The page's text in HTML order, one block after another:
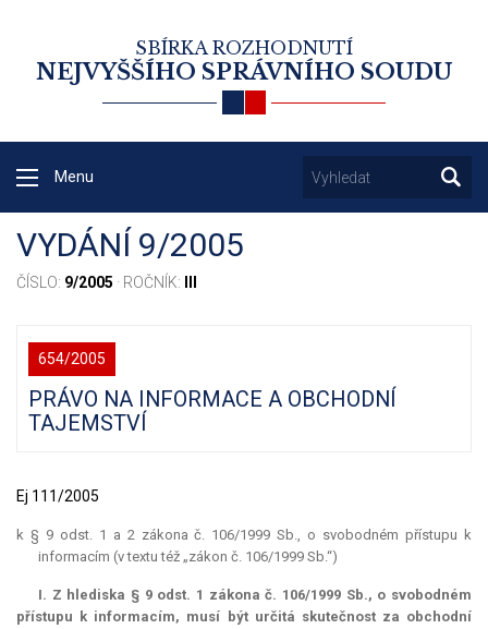
SBÍRKA ROZHODNUTÍ
NEJVYŠŠÍHO SPRÁVNÍHO SOUDU
Menu
VYDÁNÍ 9/2005
ČÍSLO: 9/2005 · ROČNÍK:
654/2005
PRÁVO NA INFORMACE A OBCHODNÍ
TAJEMSTVÍ
Ej 111/2005
k § 9 odst. 1 a 2 zákona č. 106/1999 Sb., o svobodném přístupu k
informacím (v textu též „zákon č. 106/1999 Sb.“)
I. Z hlediska § 9 odst. 1 zákona č. 106/1999 Sb., o svobodném
přístupu k informacím, musí být určitá skutečnost za obchodní